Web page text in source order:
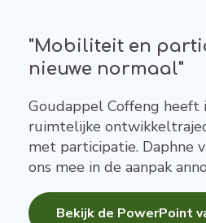
"Mobiliteit en
nieuwe normaal"
Goudappel Coffeng heeft
ruimtelijke
met participatie. Daphne
ons mee in de aanpak
Bekijk de PowerPoint